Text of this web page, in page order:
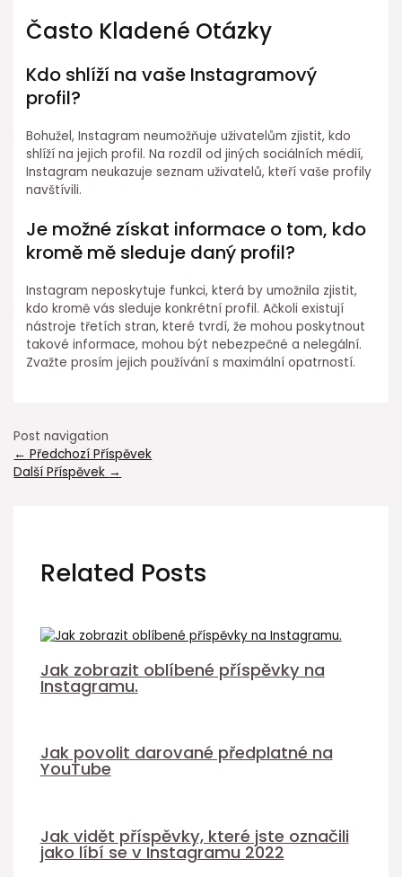
Často Kladené Otázky
Kdo shlíží na vaše Instagramový
profil?
Bohužel, Instagram neumožňuje uživatelům zjistit, kdo
shlíží na jejich profil. Na rozdíl od jiných sociálních médií,
Instagram neukazuje seznam uživatelů, kteří vaše profily
navštívili.
Je možné získat informace o tom, kdo
kromě mě sleduje daný profil?
Instagram neposkytuje funkci, která by umožnila zjistit,
kdo kromě vás sleduje konkrétní profil. Ačkoli existují
nástroje třetích stran, které tvrdí, že mohou poskytnout
takové informace, mohou být nebezpečné a nelegální.
Zvažte prosím jejich používání s maximální opatrností.
Post navigation
← Předchozí Příspěvek
Další Příspěvek →
Related Posts
Jak zobrazit oblíbené příspěvky na
Instagramu.
Jak povolit darované předplatné na
YouTube
Jak vidět příspěvky, které jste označili
jako líbí se v Instagramu 2022